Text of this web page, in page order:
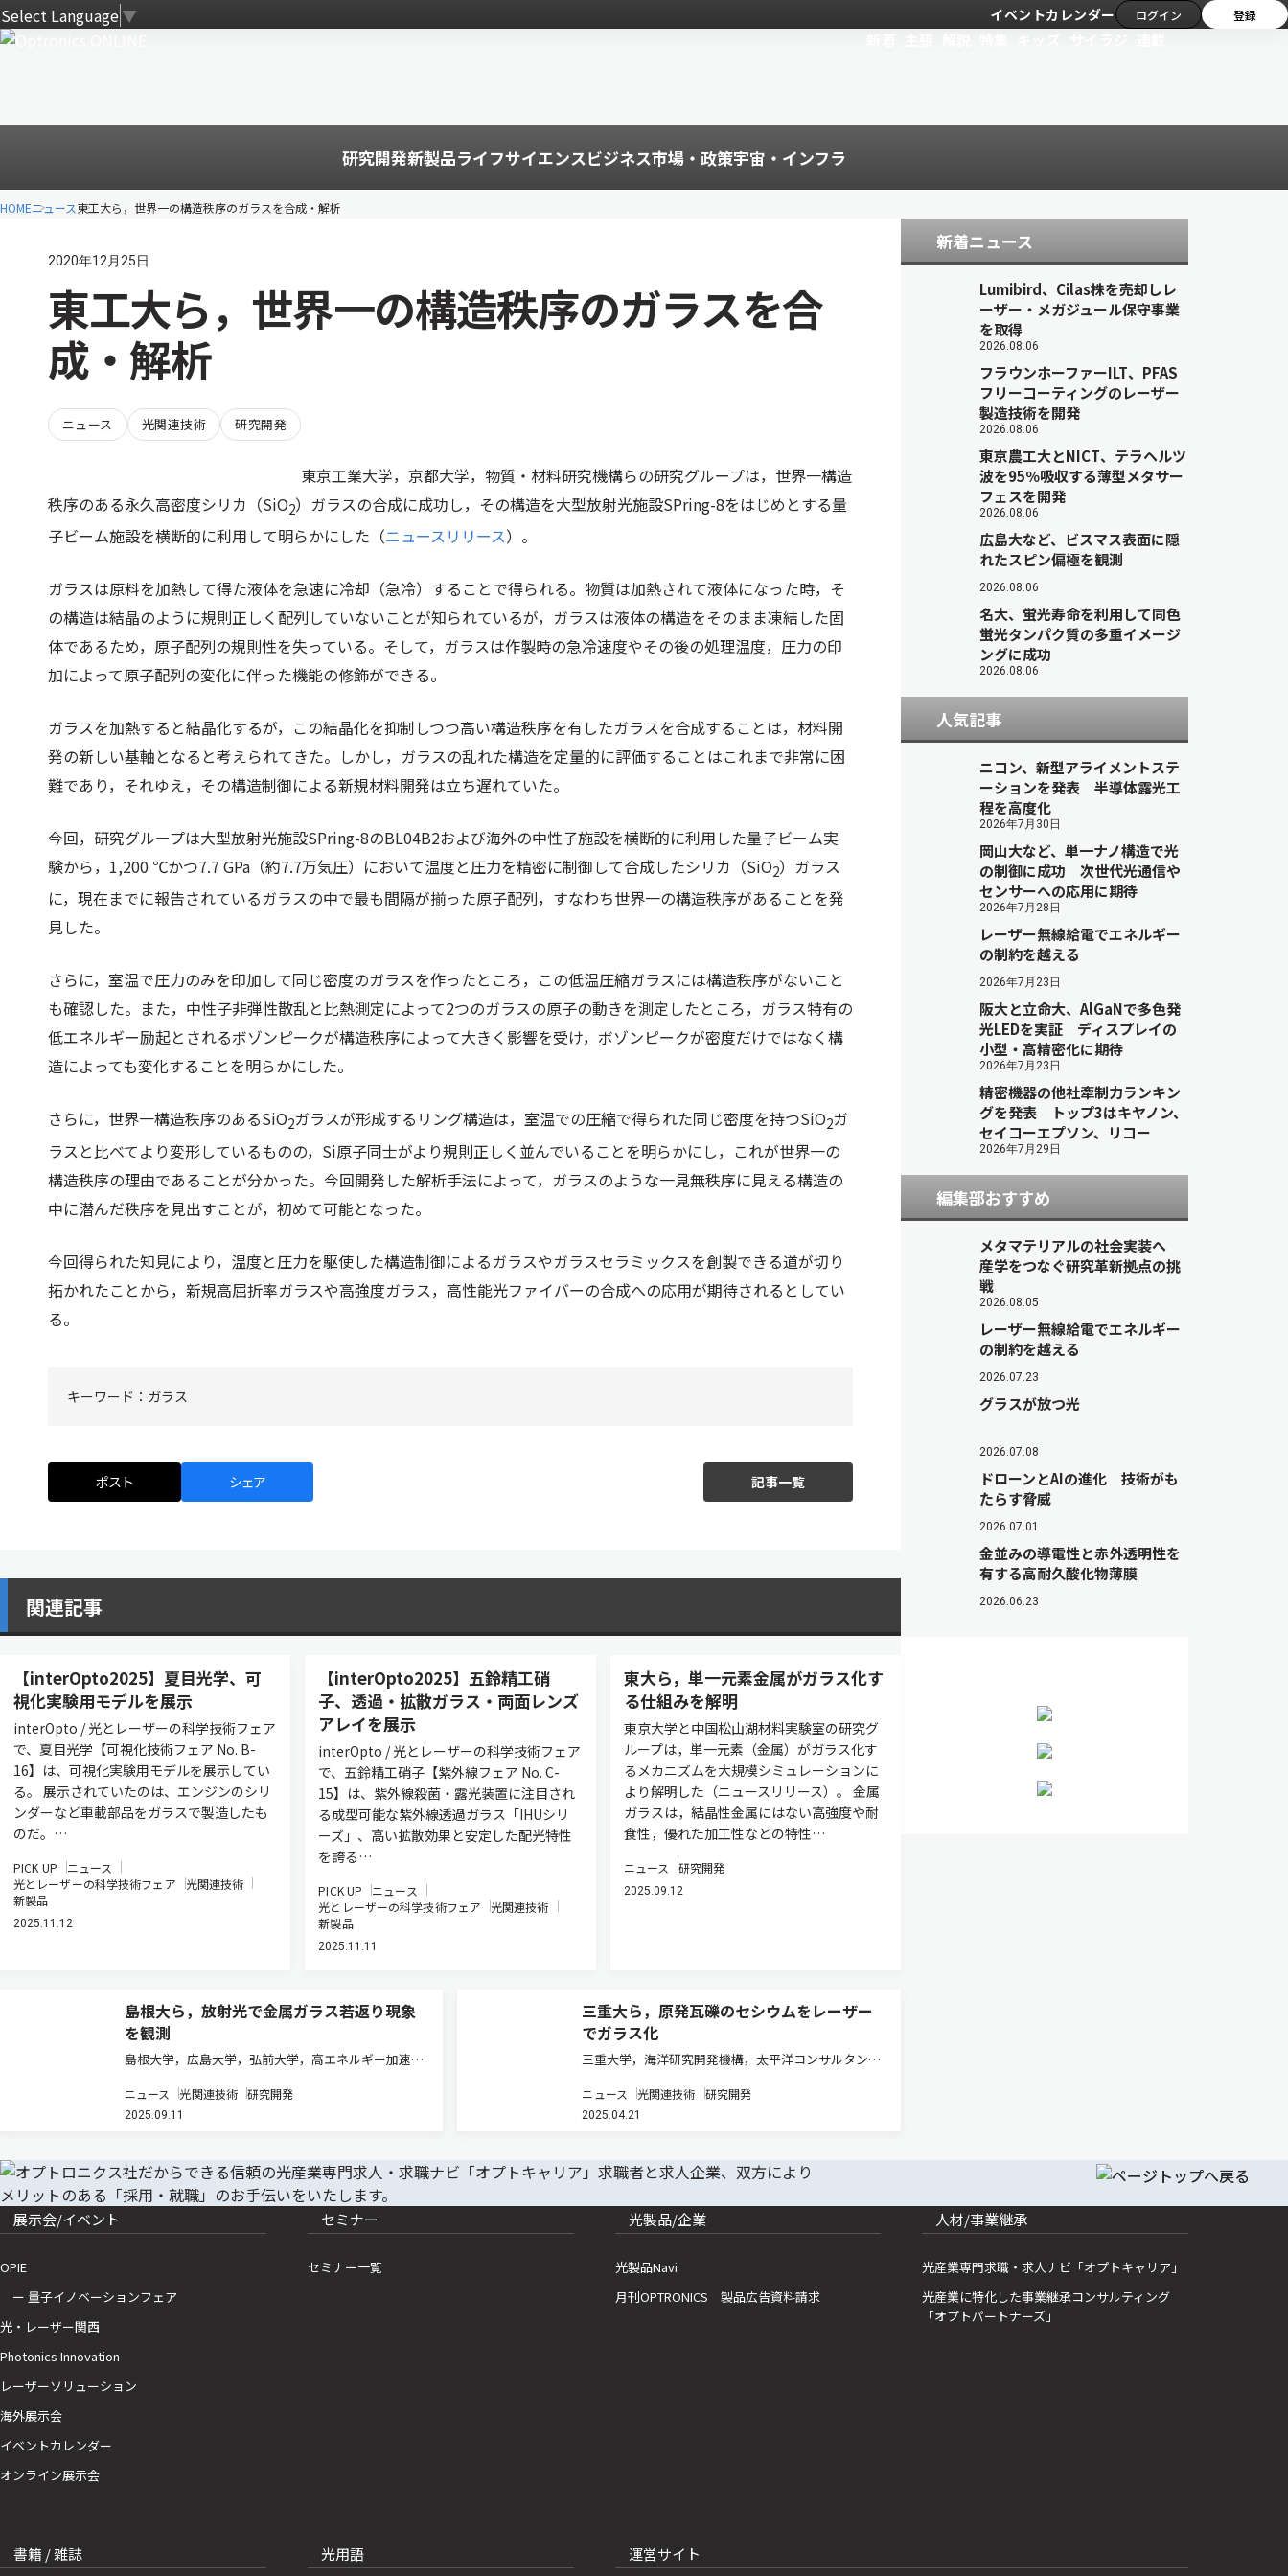
Select Language▼ イベントカレンダー ログイン 登録
研究開発新製品ライフサイエンスビジネス市場・政策宇宙・インフラ
HOMEニュース東工大ら，世界一の構造秩序のガラスを合成・解析
2020年12月25日
東工大ら，世界一の構造秩序のガラスを合
成・解析
ニュース 光関連技術 研究開発
東京工業大学，京都大学，物質・材料研究機構らの研究グループは，世界一構造
秩序のある永久高密度シリカ（SiO2）ガラスの合成に成功し，その構造を大型放射光施設SPring-8をはじめとする量
子ビーム施設を横断的に利用して明らかにした（ニュースリリース）。
ガラスは原料を加熱して得た液体を急速に冷却（急冷）することで得られる。物質は加熱されて液体になった時，そ
の構造は結晶のように規則正しく配列していないことが知られているが，ガラスは液体の構造をそのまま凍結した固
体であるため，原子配列の規則性を失っている。そして，ガラスは作製時の急冷速度やその後の処理温度，圧力の印
加によって原子配列の変化に伴った機能の修飾ができる。
ガラスを加熱すると結晶化するが，この結晶化を抑制しつつ高い構造秩序を有したガラスを合成することは，材料開
発の新しい基軸となると考えられてきた。しかし，ガラスの乱れた構造を定量的に評価することはこれまで非常に困
難であり，それゆえ，その構造制御による新規材料開発は立ち遅れていた。
今回，研究グループは大型放射光施設SPring-8のBL04B2および海外の中性子施設を横断的に利用した量子ビーム実
験から，1,200 ℃かつ7.7 GPa（約7.7万気圧）において温度と圧力を精密に制御して合成したシリカ（SiO2）ガラス
に，現在までに報告されているガラスの中で最も間隔が揃った原子配列，すなわち世界一の構造秩序があることを発
見した。
さらに，室温で圧力のみを印加して同じ密度のガラスを作ったところ，この低温圧縮ガラスには構造秩序がないこと
も確認した。また，中性子非弾性散乱と比熱測定によって2つのガラスの原子の動きを測定したところ，ガラス特有の
低エネルギー励起とされるボゾンピークが構造秩序によって大きく影響を受け，ボゾンピークが密度だけではなく構
造によっても変化することを明らかにした。
さらに，世界一構造秩序のあるSiO2ガラスが形成するリング構造は，室温での圧縮で得られた同じ密度を持つSiO2ガ
ラスと比べてより変形しているものの，Si原子同士がより規則正しく並んでいることを明らかにし，これが世界一の
構造秩序の理由であることが分かった。今回開発した解析手法によって，ガラスのような一見無秩序に見える構造の
中に潜んだ秩序を見出すことが，初めて可能となった。
今回得られた知見により，温度と圧力を駆使した構造制御によるガラスやガラスセラミックスを創製できる道が切り
拓かれたことから，新規高屈折率ガラスや高強度ガラス，高性能光ファイバーの合成への応用が期待されるとしてい
る。
キーワード： ガラス
ポスト シェア 記事一覧
関連記事
【interOpto2025】夏目光学、可
視化実験用モデルを展示
interOpto / 光とレーザーの科学技術フェア
で、夏目光学【可視化技術フェア No. B-
16】は、可視化実験用モデルを展示してい
る。 展示されていたのは、エンジンのシリ
ンダーなど車載部品をガラスで製造したも
のだ。…
PICK UP
ニュース
光とレーザーの科学技術フェア
光関連技術
新製品
2025.11.12
【interOpto2025】五鈴精工硝
子、透過・拡散ガラス・両面レンズ
アレイを展示
interOpto / 光とレーザーの科学技術フェア
で、五鈴精工硝子【紫外線フェア No. C-
15】は、紫外線殺菌・露光装置に注目され
る成型可能な紫外線透過ガラス「IHUシリ
ーズ」、高い拡散効果と安定した配光特性
を誇る…
PICK UP
ニュース
光とレーザーの科学技術フェア
光関連技術
新製品
2025.11.11
東大ら，単一元素金属がガラス化す
る仕組みを解明
東京大学と中国松山湖材料実験室の研究グ
ループは，単一元素（金属）がガラス化す
るメカニズムを大規模シミュレーションに
より解明した（ニュースリリース）。 金属
ガラスは，結晶性金属にはない高強度や耐
食性，優れた加工性などの特性…
ニュース 研究開発
2025.09.12
島根大ら，放射光で金属ガラス若返り現象
を観測
島根大学，広島大学，弘前大学，高エネルギー加速器
室温の間を繰り返して上下させる「極低温若返り効
果」を起こすことで電子状態が変化することを，放射
ニュース 光関連技術 研究開発
2025.09.11
三重大ら，原発瓦礫のセシウムをレーザー
でガラス化
三重大学，海洋研究開発機構，太平洋コンサルタン
の場固定化により，コンクリート中にセシウム （Cs）
を閉じ込めてガラス体を形成することに成功した（ニ
ニュース 光関連技術 研究開発
2025.04.21
新着ニュース
Lumibird、Cilas株を売却しレ
ーザー・メガジュール保守事業
を取得
2026.08.06
フラウンホーファーILT、PFAS
フリーコーティングのレーザー
製造技術を開発
2026.08.06
東京農工大とNICT、テラヘルツ
波を95％吸収する薄型メタサー
フェスを開発
2026.08.06
広島大など、ビスマス表面に隠
れたスピン偏極を観測
2026.08.06
名大、蛍光寿命を利用して同色
蛍光タンパク質の多重イメージ
ングに成功
2026.08.06
人気記事
ニコン、新型アライメントステ
ーションを発表 半導体露光工
程を高度化
2026年7月30日
岡山大など、単一ナノ構造で光
の制御に成功 次世代光通信や
センサーへの応用に期待
2026年7月28日
レーザー無線給電でエネルギー
の制約を越える
2026年7月23日
阪大と立命大、AlGaNで多色発
光LEDを実証 ディスプレイの
小型・高精密化に期待
2026年7月23日
精密機器の他社牽制力ランキン
グを発表 トップ3はキヤノン、
セイコーエプソン、リコー
2026年7月29日
編集部おすすめ
メタマテリアルの社会実装へ
産学をつなぐ研究革新拠点の挑
戦
2026.08.05
レーザー無線給電でエネルギー
の制約を越える
2026.07.23
グラスが放つ光
2026.07.08
ドローンとAIの進化 技術がも
たらす脅威
2026.07.01
金並みの導電性と赤外透明性を
有する高耐久酸化物薄膜
2026.06.23
展示会/イベント
OPIE
ー 量子イノベーションフェア
光・レーザー関西
Photonics Innovation
レーザーソリューション
海外展示会
イベントカレンダー
オンライン展示会
セミナー
セミナー一覧
光製品/企業
光製品Navi
月刊OPTRONICS 製品広告資料請求
人材/事業継承
光産業専門求職・求人ナビ「オプトキャリア」
光産業に特化した事業継承コンサルティング
「オプトパートナーズ」
書籍 / 雑誌 光用語 運営サイト